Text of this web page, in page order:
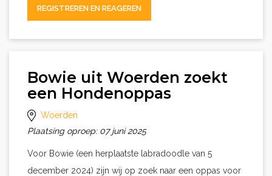
REGISTREREN EN REAGEREN
Bowie uit Woerden zoekt
een Hondenoppas
Woerden
Plaatsing oproep: 07 juni 2025
Voor Bowie (een herplaatste labradoodle van 5
december 2024) zijn wij op zoek naar een oppas voor